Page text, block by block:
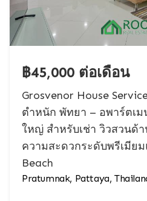
฿45,000 ต่อเดือน
Grosvenor House
ตำหนัก พัทยา – อพาร์ตเ
ใหญ่ สำหรับเช่า วิวสวนด้
ความสะดวกระดับพรีเมีย
Beach
Pratumnak, Pattaya,